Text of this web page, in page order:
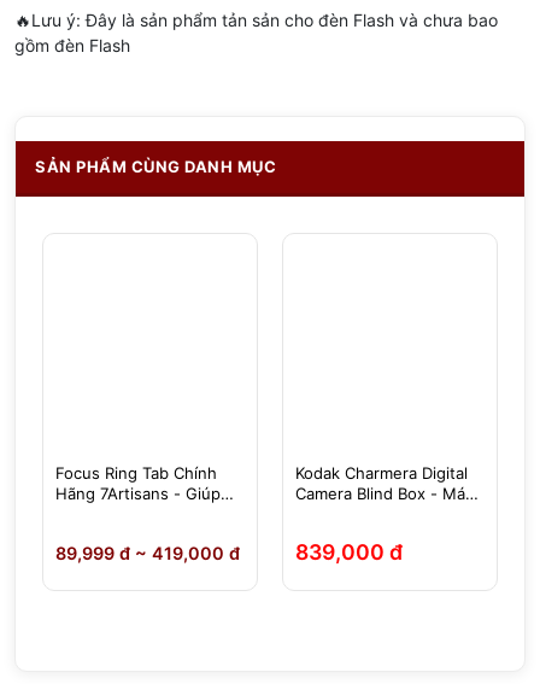
🔥Lưu ý: Đây là sản phẩm tản sản cho đèn Flash và chưa bao
gồm đèn Flash
SẢN PHẨM CÙNG DANH MỤC
Focus Ring Tab Chính
Hãng 7Artisans - Giúp
89,999 đ ~ 419,000 đ
Kodak Charmera Digital
Camera Blind Box - Máy
839,000 đ